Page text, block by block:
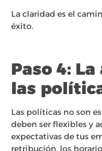
La claridad es el
éxito.
Paso 4:
las
Las políticas no son
deben ser flexibles y
expectativas de tus
retribución, los